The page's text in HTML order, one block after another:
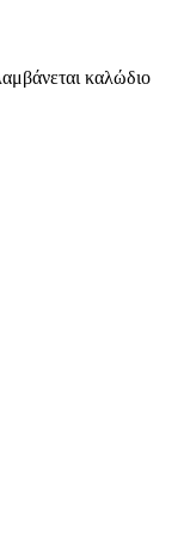
καλώδιο